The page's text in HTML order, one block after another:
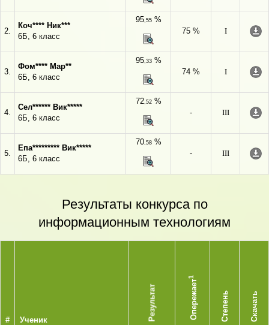
2.
Коч**** Ник***
6Б, 6 класс
95,55%
75 %
I
3.
Фом**** Мар**
6Б, 6 класс
95,33%
74 %
I
4.
Сел****** Вик*****
6Б, 6 класс
72,52%
-
III
5.
Епа********* Вик*****
6Б, 6 класс
70,58%
-
III
Результаты конкурса по
информационным технологиям
# Ученик Результат Опережает
1
Степень Скачать